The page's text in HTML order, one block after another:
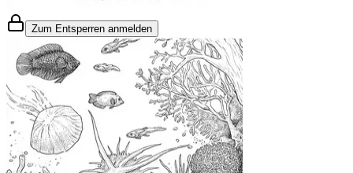
Zum Entsperren anmelden